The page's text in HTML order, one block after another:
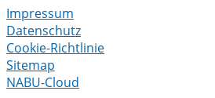
Impressum
Datenschutz
Cookie-Richtlinie
Sitemap
NABU-Cloud